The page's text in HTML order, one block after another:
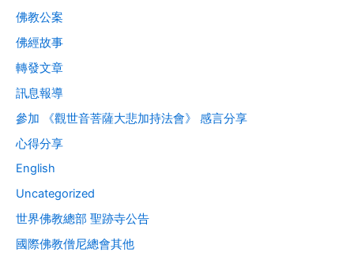
佛教公案
佛經故事
轉發文章
訊息報導
參加 《觀世音菩薩大悲加持法會》 感言分享
心得分享
English
Uncategorized
世界佛教總部 聖跡寺公告
國際佛教僧尼總會其他